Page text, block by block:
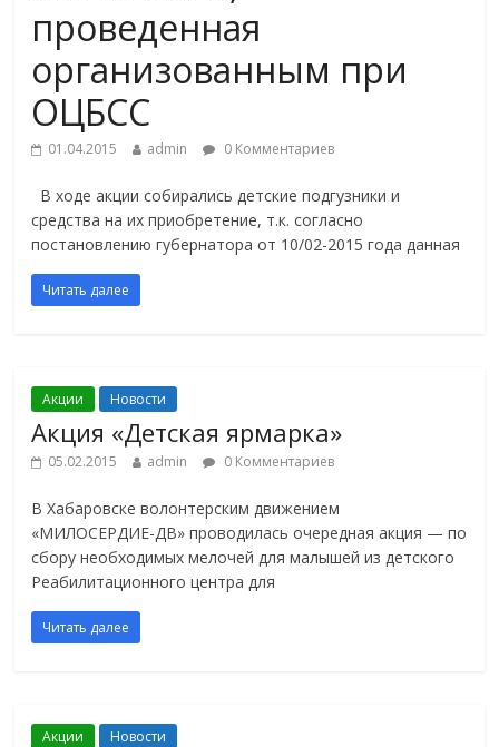
проведенная
организованным при
ОЦБСС
01.04.2015 admin 0 Комментариев
В ходе акции собирались детские подгузники и
средства на их приобретение, т.к. согласно
постановлению губернатора от 10/02-2015 года данная
Читать далее
Акции Новости
Акция «Детская ярмарка»
05.02.2015 admin 0 Комментариев
В Хабаровске волонтерским движением
«МИЛОСЕРДИЕ-ДВ» проводилась очередная акция — по
сбору необходимых мелочей для малышей из детского
Реабилитационного центра для
Читать далее
Акции Новости